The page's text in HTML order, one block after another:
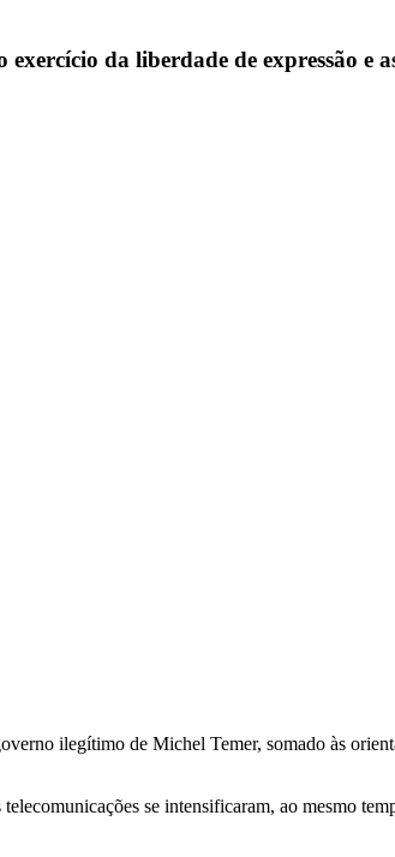
da liberdade de expressão e
ilegítimo de Michel Temer, somado às
se intensificaram, ao mesmo